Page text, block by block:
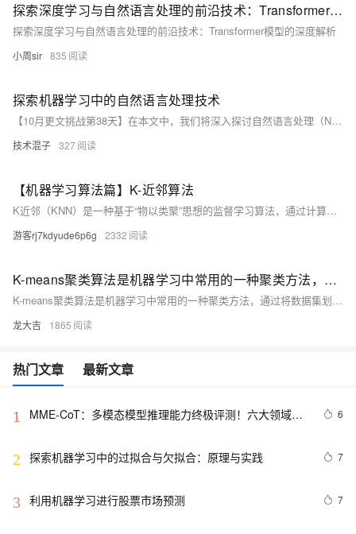
探索深度学习与自然语言处理的前沿技术：Transformer模型的深度解析
探索深度学习与自然语言处理的前沿技术：Transformer模型的深度解析
小周sir 835
探索机器学习中的自然语言处理技术
【10月更文挑战第38天】在本文中，我们将深入探讨自然语言处理（NLP）技术及其在机器学习领域的应用。通过浅显易懂的语言和生动的比喻，我们将揭示NLP技术的奥秘，包括其工作原理、主要任务以及面临的挑战。此外，我们还将分享一些实用的代码示例，帮助您更好地理解和掌握这一技术。无论您是初学者还是有经验的开发者，相信您都能从本文中获得宝贵的知识和启示。
技术混子 327
【机器学习算法篇】K-近邻算法
K近邻（KNN）是一种基于“物以类聚”思想的监督学习算法，通过计算样本间距离，选取最近K个邻居投票决定类别。支持多种距离度量，如欧式、曼哈顿、余弦相似度等，适用于分类与回归任务。结合Scikit-learn可高效实现，需合理选择K值并进行数据预处理，常用于鸢尾花分类等经典案例。（238字）
游客rj7kdyude6p6g 2332
K-means聚类算法是机器学习中常用的一种聚类方法，通过将数据集划分为K个簇来简化数据结构
K-means聚类算法是机器学习中常用的一种聚类方法，通过将数据集划分为K个簇来简化数据结构。本文介绍了K-means算法的基本原理，包括初始化、数据点分配与簇中心更新等步骤，以及如何在Python中实现该算法，最后讨论了其优缺点及应用场景。
龙大吉 1865
热门文章 最新文章
1
MME-CoT：多模态模型推理能力终极评测！六大领域细
6
2 探索机器学习中的过拟合与欠拟合：原理与实践 7
3 利用机器学习进行股票市场预测 7